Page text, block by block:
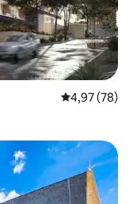
4,97 av 5 i
4,97 (78)